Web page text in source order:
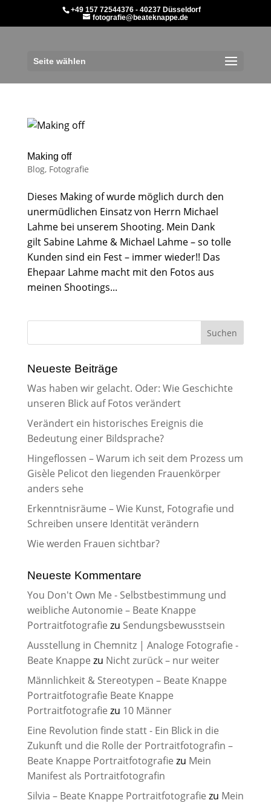
+49 157 72544376 - 40237 Düsseldorf
fotografie@beateknappe.de
Seite wählen
Making off
Blog, Fotografie
Dieses Making of wurde möglich durch den
unermüdlichen Einsatz von Herrn Michael
Lahme bei unserem Shooting. Mein Dank
gilt Sabine Lahme & Michael Lahme – so tolle
Kunden sind ein Fest – immer wieder!! Das
Ehepaar Lahme macht mit den Fotos aus
meinen Shootings...
Neueste Beiträge
Was haben wir gelacht. Oder: Wie Geschichte
unseren Blick auf Fotos verändert
Verändert ein historisches Ereignis die
Bedeutung einer Bildsprache?
Hingeflossen – Warum ich seit dem Prozess um
Gisèle Pelicot den liegenden Frauenkörper
anders sehe
Erkenntnisräume – Wie Kunst, Fotografie und
Schreiben unsere Identität verändern
Wie werden Frauen sichtbar?
Neueste Kommentare
You Don't Own Me - Selbstbestimmung und
weibliche Autonomie – Beate Knappe
Portraitfotografie zu Sendungsbewusstsein
Ausstellung in Chemnitz | Analoge Fotografie -
Beate Knappe zu Nicht zurück – nur weiter
Männlichkeit & Stereotypen – Beate Knappe
Portraitfotografie Beate Knappe
Portraitfotografie zu 10 Männer
Eine Revolution finde statt - Ein Blick in die
Zukunft und die Rolle der Portraitfotografin –
Beate Knappe Portraitfotografie zu Mein
Manifest als Portraitfotografin
Silvia – Beate Knappe Portraitfotografie zu Mein